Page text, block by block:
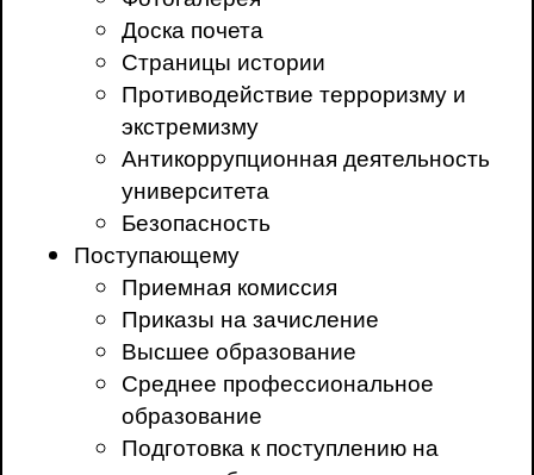
Доска почета
Страницы истории
Противодействие терроризму и
экстремизму
Антикоррупционная деятельность
университета
Безопасность
Поступающему
Приемная комиссия
Приказы на зачисление
Высшее образование
Среднее профессиональное
образование
Подготовка к поступлению на